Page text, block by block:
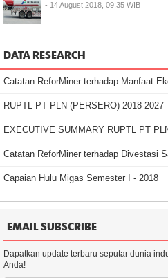
- 14 August 2018, 09:35 WIB
DATA RESEARCH
Catatan ReforMiner terhadap Manfaat
RUPTL PT PLN (PERSERO) 2018-2027
EXECUTIVE SUMMARY RUPTL PT
Catatan ReforMiner terhadap Divestasi
Capaian Hulu Migas Semester I - 2018
EMAIL SUBSCRIBE
Dapatkan update terbaru seputar dunia
Anda!